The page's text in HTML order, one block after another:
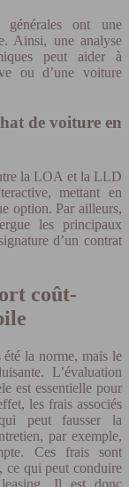
générales ont une
Ainsi, une analyse
peut aider à
ou d’une voiture
de voiture en
la LOA et la LLD
mettant en
option. Par ailleurs,
les principaux
d’un contrat
coût-
été la norme, mais le
L’évaluation
est essentielle pour
les frais associés
peut fausser la
par exemple,
Ces frais sont
ce qui peut conduire
Il est donc